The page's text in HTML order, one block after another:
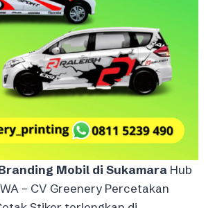
Mobil di Sukamara Hub
– CV Greenery Percetakan